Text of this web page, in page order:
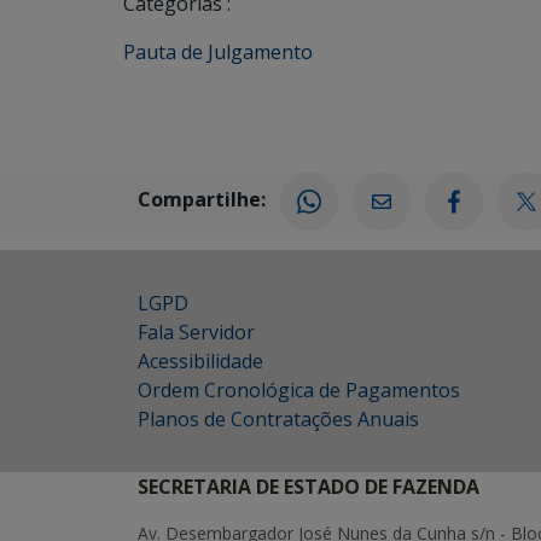
Pauta de Julgamento
Compartilhe:
LGPD
Fala Servidor
Acessibilidade
Ordem Cronológica de Pagamentos
Planos de Contratações Anuais
SECRETARIA DE ESTADO DE FAZENDA
Av. Desembargador José Nunes da Cunha s/n -